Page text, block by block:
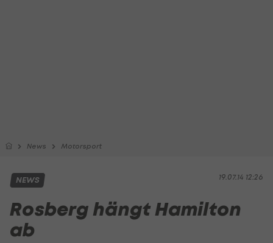
News Motorsport
19.07.14 12:26
NEWS
Rosberg hängt Hamilton
ab